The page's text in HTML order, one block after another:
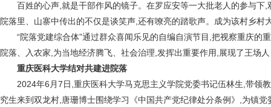
百姓的心声,就是干部作风的镜子。在罗应安等一大批老人的参与下
院落里、山寨中传出的不仅是谈笑声,还有嘹亮的踏歌声。成为该村乡村
“院落党建综合体”通过群众喜闻乐见的自编自演节目,把视察重庆的
院落、入农家,为当地经济腾飞、社会治理,发挥出重要作用,展现了王场
重庆医科大学结对共建进院落
2024年6月7日,重庆医科大学马克思主义学院党委书记伍林生,带领
究生来到双龙村,唐珊博士围绕学习《中国共产党纪律处分条例》,为镇